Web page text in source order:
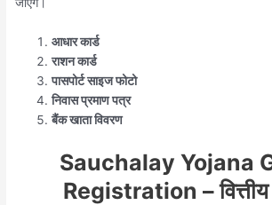
आधार कार्ड
राशन कार्ड
पासपोर्ट साइज फोटो
निवास प्रमाण पत्र
बैंक खाता विवरण
Sauchalay Yojana
Registration – वित्तीय